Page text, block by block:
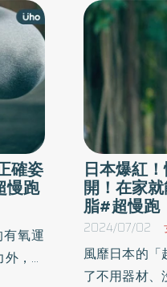
確姿
慢跑
氧運
，還
日本爆紅
開！在家
脂#超慢跑
2024/07/02
風靡日本的「
了不用器材、